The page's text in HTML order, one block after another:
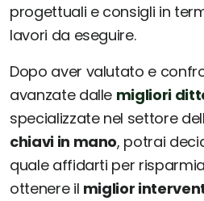
progettuali e consigli in
lavori da eseguire.
Dopo aver valutato e
avanzate dalle migliori
specializzate nel settore
chiavi in mano, potrai
quale affidarti per
ottenere il miglior